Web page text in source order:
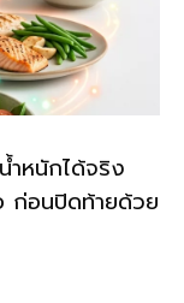
ำหนักได้จริง
ก่อนปิดท้ายด้วย